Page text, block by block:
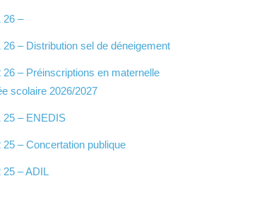
26 –
26 – Distribution sel de déneigement
26 – Préinscriptions en maternelle
scolaire 2026/2027
25 – ENEDIS
25 – Concertation publique
25 – ADIL